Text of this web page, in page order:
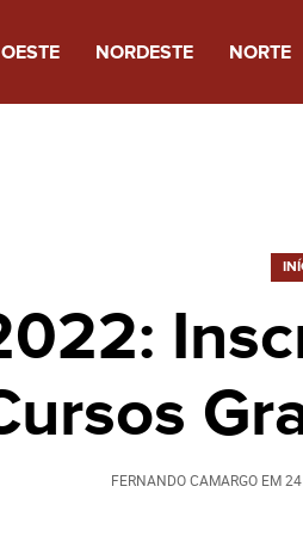
NORDESTE NORTE
FERNANDO CAMARGO EM